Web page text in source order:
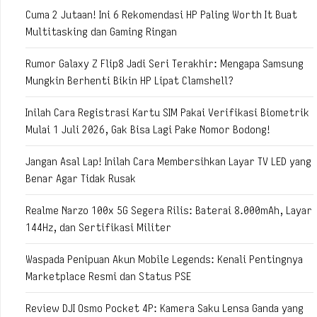
Cuma 2 Jutaan! Ini 6 Rekomendasi HP Paling Worth It Buat
Multitasking dan Gaming Ringan
Rumor Galaxy Z Flip8 Jadi Seri Terakhir: Mengapa Samsung
Mungkin Berhenti Bikin HP Lipat Clamshell?
Inilah Cara Registrasi Kartu SIM Pakai Verifikasi Biometrik
Mulai 1 Juli 2026, Gak Bisa Lagi Pake Nomor Bodong!
Jangan Asal Lap! Inilah Cara Membersihkan Layar TV LED yang
Benar Agar Tidak Rusak
Realme Narzo 100x 5G Segera Rilis: Baterai 8.000mAh, Layar
144Hz, dan Sertifikasi Militer
Waspada Penipuan Akun Mobile Legends: Kenali Pentingnya
Marketplace Resmi dan Status PSE
Review DJI Osmo Pocket 4P: Kamera Saku Lensa Ganda yang